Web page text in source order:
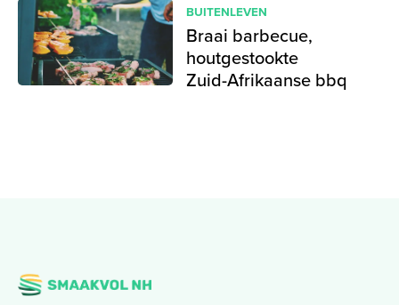
BUITENLEVEN
Braai barbecue,
houtgestookte
Zuid-Afrikaanse bbq